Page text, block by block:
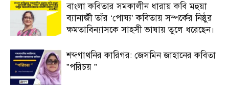
বাংলা কবিতার সমকালীন ধারায় কবি মহুয়া
ব্যানার্জী তাঁর ‘পোষ্য’ কবিতায় সম্পর্কের নিষ্ঠুর
ক্ষমতাবিন্যাসকে সাহসী ভাষায় তুলে ধরেছেন।
শব্দগাথনির কারিগর: জেসমিন জাহানের কবিতা
”পরিচয় ”